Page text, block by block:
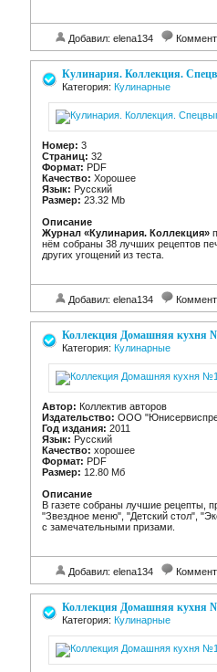
Добавил: elena134
Кулинария. Коллекция.
Категория: Кулинарные
Номер: 3
Страниц: 32
Формат: PDF
Качество: Хорошее
Язык: Русский
Размер: 23.32 Mb
Описание
Журнал «Кулинария. Коллекция»
нём собраны 38 лучших рецептов
других угощений из теста.
Добавил: elena134
Коллекция Домашняя кухня
Категория: Кулинарные
Автор: Коллектив авторов
Издательство: ООО
Год издания: 2011
Язык: Русский
Качество: хорошее
Формат: PDF
Размер: 12.80 Мб
Описание
В газете собраны лучшие рецепты,
"Звездное меню", "Детский стол",
с замечательными призами.
Добавил: elena134
Коллекция Домашняя кухня
Категория: Кулинарные